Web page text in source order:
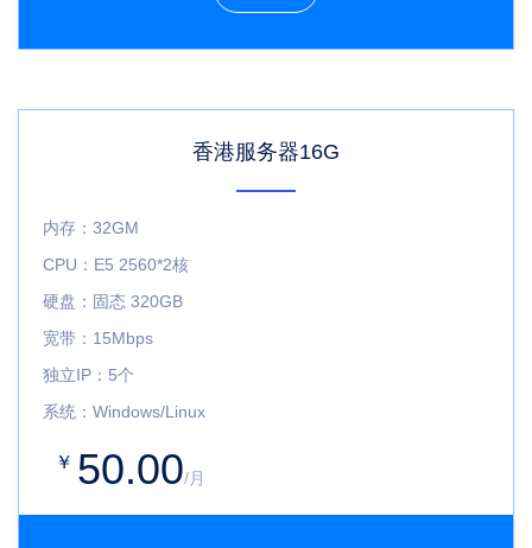
香港服务器16G
内存：32GM
CPU：E5 2560*2核
硬盘：固态 320GB
宽带：15Mbps
独立IP：5个
系统：Windows/Linux
￥ 50.00/月